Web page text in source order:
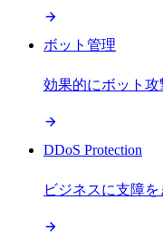
ボット管理
効果的にボット
DDoS Protection
ビジネスに支障